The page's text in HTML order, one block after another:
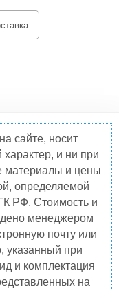
сайте, носит
и ни при
материалы и цены
определяемой
РФ. Стоимость и
менеджером
почту или
указанный при
и комплектация
на